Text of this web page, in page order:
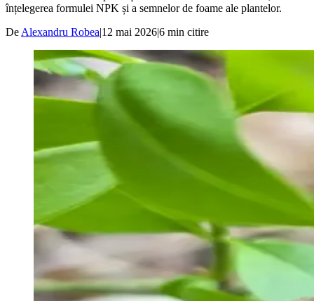
înțelegerea formulei NPK și a semnelor de foame ale plantelor.
De Alexandru Robea|12 mai 2026|6 min citire